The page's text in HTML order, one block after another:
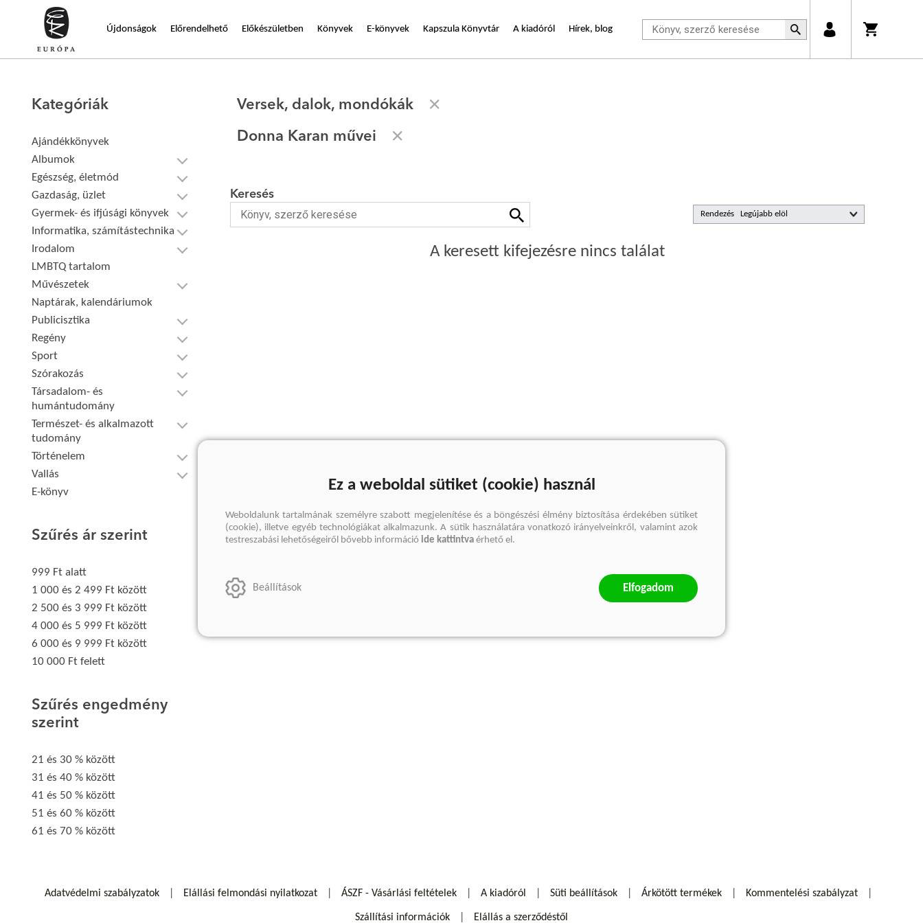
Újdonságok Előrendelhető Előkészületben Könyvek E-könyvek Kapszula Könyvtár A kiadóról Hírek, blog
Kategóriák
Ajándékkönyvek
Albumok
Egészség, életmód
Gazdaság, üzlet
Gyermek- és ifjúsági könyvek
Informatika, számítástechnika
Irodalom
LMBTQ tartalom
Művészetek
Naptárak, kalendáriumok
Publicisztika
Regény
Sport
Szórakozás
Társadalom- és
humántudomány
Természet- és alkalmazott
tudomány
Történelem
Vallás
E-könyv
Szűrés ár szerint
999 Ft alatt
1 000 és 2 499 Ft között
2 500 és 3 999 Ft között
4 000 és 5 999 Ft között
6 000 és 9 999 Ft között
10 000 Ft felett
Szűrés engedmény
szerint
21 és 30 % között
31 és 40 % között
41 és 50 % között
51 és 60 % között
61 és 70 % között
Versek, dalok, mondókák
Donna Karan művei
Rendezés
Keresés
A keresett kifejezésre nincs találat
Adatvédelmi szabályzatok Elállási felmondási nyilatkozat ÁSZF - Vásárlási feltételek A kiadóról Süti beállítások Árkötött termékek Kommentelési szabályzat
Szállítási információk Elállás a szerződéstől
Ez a weboldal sütiket (cookie) használ
Weboldalunk tartalmának személyre szabott megjelenítése és a böngészési élmény biztosítása érdekében sütiket
(cookie), illetve egyéb technológiákat alkalmazunk. A sütik használatára vonatkozó irányelveinkről, valamint azok
testreszabási lehetőségeiről bővebb információ ide kattintva érhető el.
Beállítások Elfogadom